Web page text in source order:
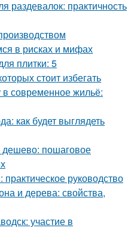
раздевалок: практичность
в рисках и мифах
плитки: 5
стоит избегать
в современное жильё:
как будет выглядеть
пошаговое
руководство
и дерева: свойства,
участие в